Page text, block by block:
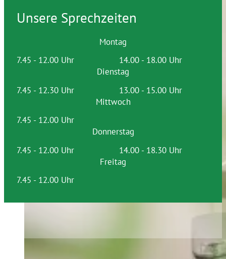
Unsere Sprechzeiten
Montag
7.45 - 12.00 Uhr
14.00 - 18.00 Uhr
Dienstag
7.45 - 12.30 Uhr
13.00 - 15.00 Uhr
Mittwoch
7.45 - 12.00 Uhr
Donnerstag
7.45 - 12.00 Uhr
14.00 - 18.30 Uhr
Freitag
7.45 - 12.00 Uhr